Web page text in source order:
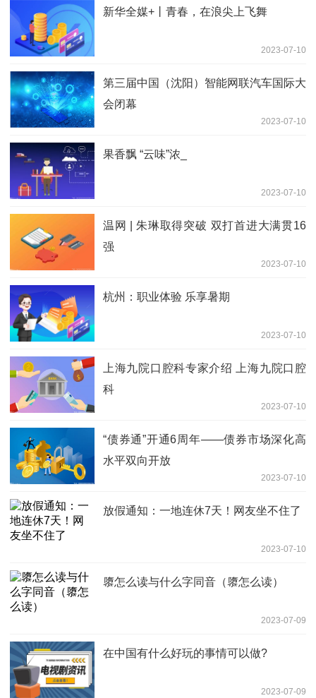
新华全媒+丨青春，在浪尖上飞舞
2023-07-10
第三届中国（沈阳）智能网联汽车国际大
会闭幕
2023-07-10
果香飘 “云味”浓_
2023-07-10
温网 | 朱琳取得突破 双打首进大满贯16
强
2023-07-10
杭州：职业体验 乐享暑期
2023-07-10
上海九院口腔科专家介绍 上海九院口腔
科
2023-07-10
“债券通”开通6周年——债券市场深化高
水平双向开放
2023-07-10
放假通知：一地连休7天！网友坐不住了
2023-07-10
隳怎么读与什么字同音（隳怎么读）
2023-07-09
在中国有什么好玩的事情可以做?
2023-07-09